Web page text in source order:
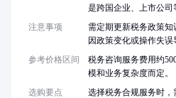
是跨国企业、上市公司
注意事项
需定期更新税务政策
因政策变化或操作失误
参考价格区间
税务咨询服务费用约
模和业务复杂度而定。
选购要点
选择税务合规服务时